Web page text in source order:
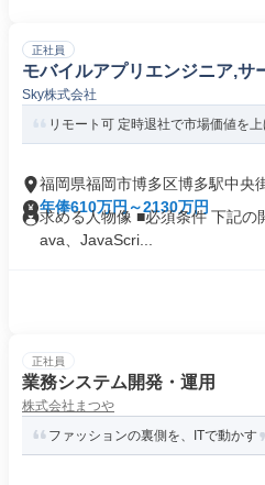
正社員
モバイルアプリエンジニア,サ
Sky株式会社
リモート可 定時退社で市場価値を
福岡県福岡市博多区博多駅中央
年俸610万円～2130万円
求める人物像 ■必須条件 下記の
ava、JavaScri...
正社員
業務システム開発・運用
株式会社まつや
ファッションの裏側を、ITで動かす